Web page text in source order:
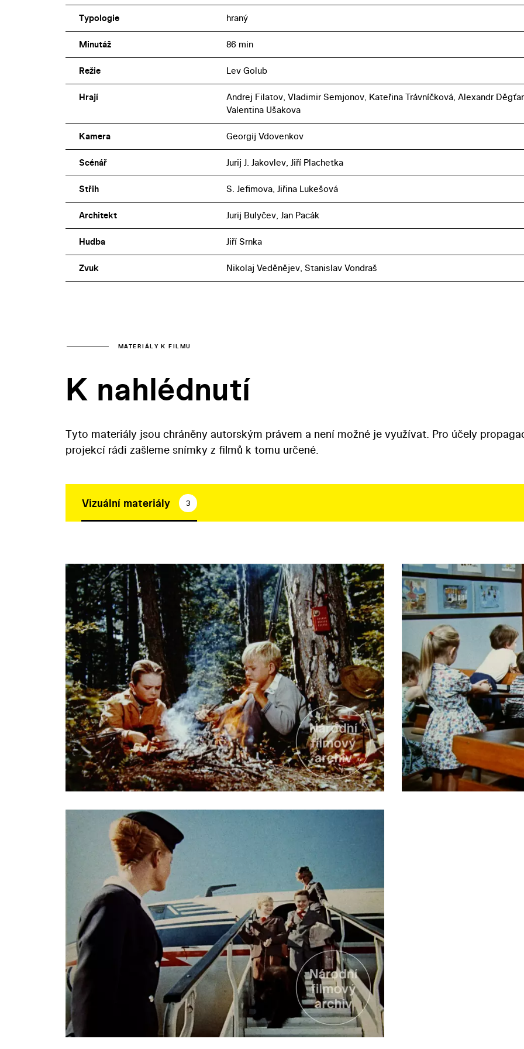
Typologie hraný
Minutáž 86 min
Režie Lev Golub
Hrají
Andrej Filatov, Vladimir Semjonov, Kateřina Trávníčková, Alexandr
Valentina Ušakova
Kamera Georgij Vdovenkov
Scénář Jurij J. Jakovlev, Jiří Plachetka
Střih S. Jefimova, Jiřina Lukešová
Architekt Jurij Bulyčev, Jan Pacák
Hudba Jiří Srnka
Zvuk Nikolaj Veděnějev, Stanislav Vondraš
MATERIÁLY K FILMU
K nahlédnutí
Tyto materiály jsou chráněny autorským právem a není možné je využívat. Pro účely
projekcí rádi zašleme snímky z filmů k tomu určené.
Vizuální materiály 3